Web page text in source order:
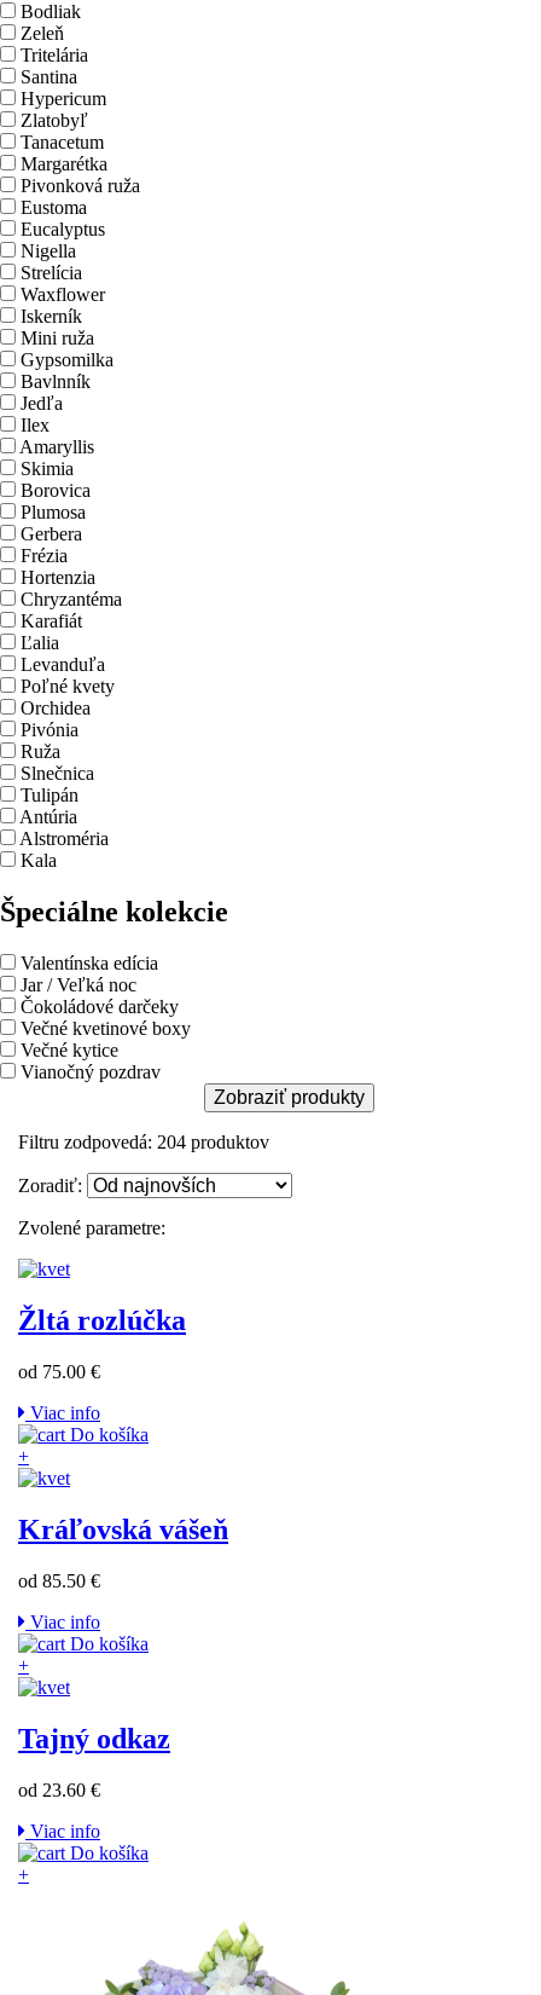
Bodliak
Zeleň
Tritelária
Santina
Hypericum
Zlatobyľ
Tanacetum
Margarétka
Pivonková ruža
Eustoma
Eucalyptus
Nigella
Strelícia
Waxflower
Iskerník
Mini ruža
Gypsomilka
Bavlnník
Jedľa
Ilex
Amaryllis
Skimia
Borovica
Plumosa
Gerbera
Frézia
Hortenzia
Chryzantéma
Karafiát
Ľalia
Levanduľa
Poľné kvety
Orchidea
Pivónia
Ruža
Slnečnica
Tulipán
Antúria
Alstroméria
Kala
Špeciálne kolekcie
Valentínska edícia
Jar / Veľká noc
Čokoládové darčeky
Večné kvetinové boxy
Večné kytice
Vianočný pozdrav
Zobraziť produkty
Filtru zodpovedá: 204 produktov
Zoradiť:
Zvolené parametre:
Žltá rozlúčka
od 75.00 €
Viac info
Do košíka
+
Kráľovská vášeň
od 85.50 €
Viac info
Do košíka
+
Tajný odkaz
od 23.60 €
Viac info
Do košíka
+